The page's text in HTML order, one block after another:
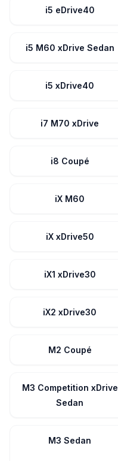
i5 eDrive40
i5 M60 xDrive Sedan
i5 xDrive40
i7 M70 xDrive
i8 Coupé
iX M60
iX xDrive50
iX1 xDrive30
iX2 xDrive30
M2 Coupé
M3 Competition xDrive
Sedan
M3 Sedan